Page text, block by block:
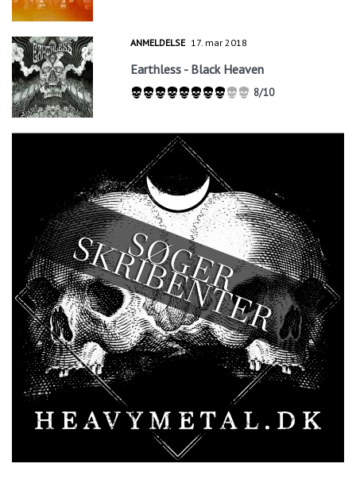
ANMELDELSE 17. mar 2018
Earthless - Black Heaven
8/10